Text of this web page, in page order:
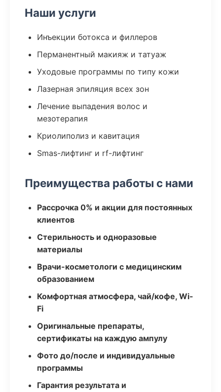
Наши услуги
Инъекции ботокса и филлеров
Перманентный макияж и татуаж
Уходовые программы по типу кожи
Лазерная эпиляция всех зон
Лечение выпадения волос и
мезотерапия
Криолиполиз и кавитация
Smas-лифтинг и rf-лифтинг
Преимущества работы с нами
Рассрочка 0% и акции для постоянных
клиентов
Стерильность и одноразовые
материалы
Врачи-косметологи с медицинским
образованием
Комфортная атмосфера, чай/кофе, Wi-
Fi
Оригинальные препараты,
сертификаты на каждую ампулу
Фото до/после и индивидуальные
программы
Гарантия результата и